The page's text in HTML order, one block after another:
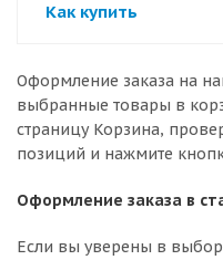
Как купить
Оформление заказа на
выбранные товары в
страницу Корзина,
позиций и нажмите
Оформление заказа в
Если вы уверены в